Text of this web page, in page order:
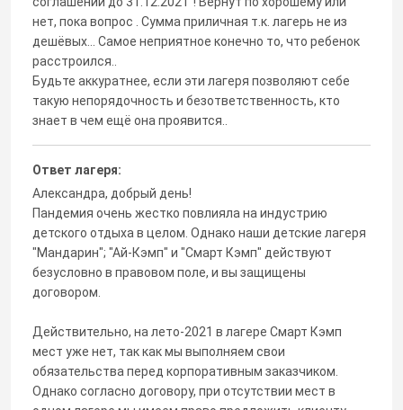
нет, пока вопрос . Сумма приличная т.к. лагерь не из
дешёвых... Самое неприятное конечно то, что ребенок
расстроился..
Будьте аккуратнее, если эти лагеря позволяют себе
такую непорядочность и безответственность, кто
знает в чем ещё она проявится..
Ответ лагеря:
Александра, добрый день!
Пандемия очень жестко повлияла на индустрию
детского отдыха в целом. Однако наши детские лагеря
"Мандарин"; "Ай-Кэмп" и "Смарт Кэмп" действуют
безусловно в правовом поле, и вы защищены
договором.
Действительно, на лето-2021 в лагере Смарт Кэмп
мест уже нет, так как мы выполняем свои
обязательства перед корпоративным заказчиком.
Однако согласно договору, при отсутствии мест в